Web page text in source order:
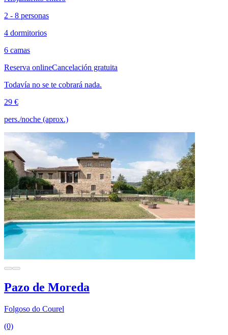
2 - 8 personas
4 dormitorios
6 camas
Reserva onlineCancelación gratuita
Todavía no se te cobrará nada.
29 €
pers./noche (aprox.)
Pazo de Moreda
Folgoso do Courel
(0)